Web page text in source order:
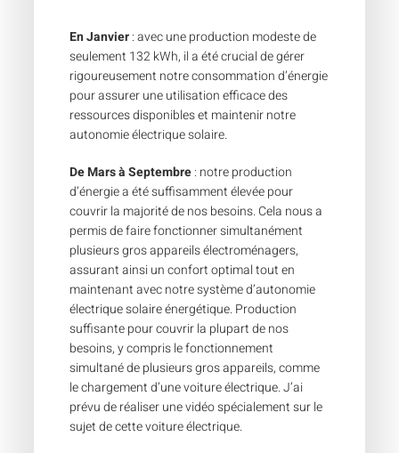
En Janvier: avec une production modeste de
seulement 132 kWh, il a été crucial de gérer
rigoureusement notre consommation d’énergie
pour assurer une utilisation efficace des
ressources disponibles et maintenir notre
autonomie électrique solaire.
De Mars à Septembre: notre production
d’énergie a été suffisamment élevée pour
couvrir la majorité de nos besoins. Cela nous a
permis de faire fonctionner simultanément
plusieurs gros appareils électroménagers,
assurant ainsi un confort optimal tout en
maintenant avec notre système d’autonomie
électrique solaire énergétique. Production
suffisante pour couvrir la plupart de nos
besoins, y compris le fonctionnement
simultané de plusieurs gros appareils, comme
le chargement d’une voiture électrique. J’ai
prévu de réaliser une vidéo spécialement sur le
sujet de cette voiture électrique.